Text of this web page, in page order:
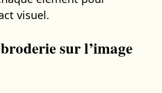
visuel.
sur l’image